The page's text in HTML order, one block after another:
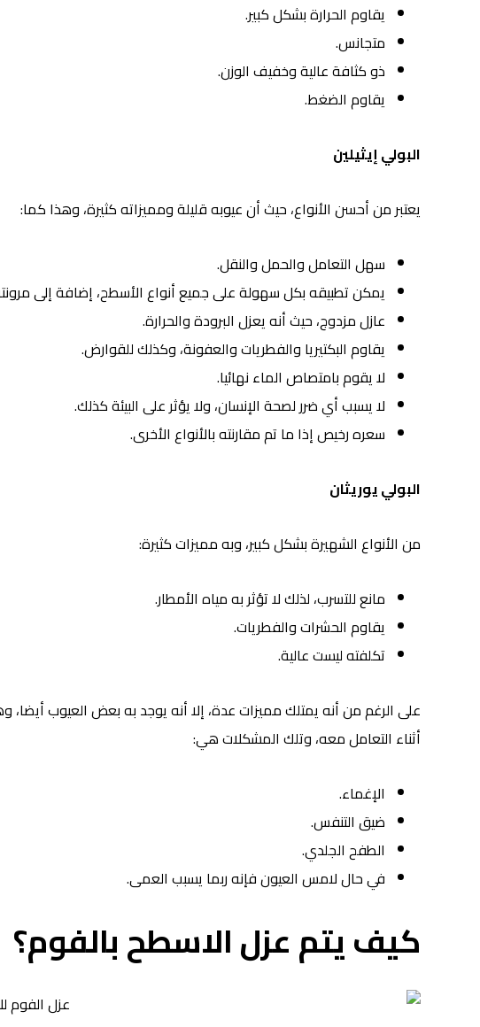
يقاوم الحرارة بشكل كبير.
متجانس.
ذو كثافة عالية وخفيف الوزن.
يقاوم الضغط.
البولي إيثيلين
يعتبر من أحسن الأنواع، حيث أن عيوبه قليلة ومميزاته كثيرة، وهذا كما:
سهل التعامل والحمل والنقل.
يمكن تطبيقه بكل سهولة على جميع أنواع الأسطح، إضافة إلى
عازل مزدوج، حيث أنه يعزل البرودة والحرارة.
يقاوم البكتيريا والفطريات والعفونة، وكذلك للقوارض.
لا يقوم بامتصاص الماء نهائيا.
لا يسبب أي ضرر لصحة الإنسان، ولا يؤثر على البيئة كذلك.
سعره رخيص إذا ما تم مقارنته بالأنواع الأخرى.
البولي يوريثان
من الأنواع الشهيرة بشكل كبير، وبه مميزات كثيرة:
مانع للتسرب، لذلك لا تؤثر به مياه الأمطار.
يقاوم الحشرات والفطريات.
تكلفته ليست عالية.
على الرغم من أنه يمتلك مميزات عدة، إلا أنه يوجد به بعض العيوب
أثناء التعامل معه، وتلك المشكلات هي:
الإغماء.
ضيق التنفس.
الطفح الجلدي.
في حال لامس العيون فإنه ربما يسبب العمى.
كيف يتمعزلالاسطح بالفوم؟